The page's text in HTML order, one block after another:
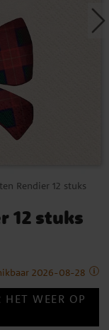
Rendier 12 stuks
12 stuks
2026-08-28
WEER OP